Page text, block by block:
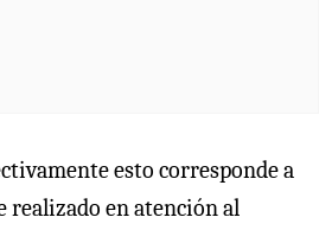
esto corresponde a
realizado en atención al